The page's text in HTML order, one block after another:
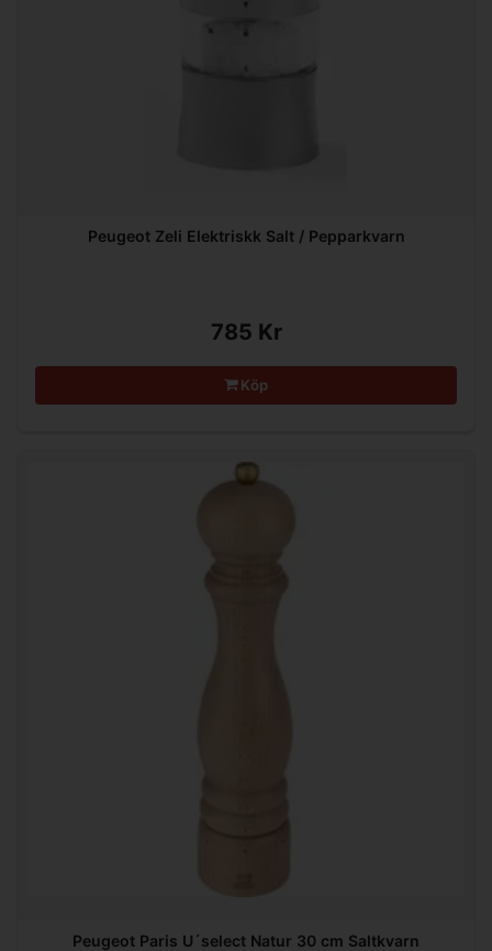
Peugeot Zeli Elektriskk Salt / Pepparkvarn
785 Kr
Köp
Peugeot Paris U´select Natur 30 cm Saltkvarn